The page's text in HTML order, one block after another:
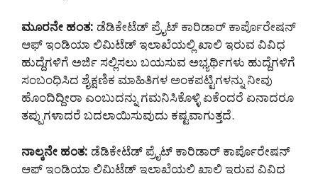
ಮೂರನೇ ಹಂತ: ಡೆಡಿಕೇಟೆಡ್ ಪ್ರೈಟ್ ಕಾರಿಡಾರ್ ಕಾರ್ಪೊರೇಷನ್
ಆಫ್ ಇಂಡಿಯಾ ಲಿಮಿಟೆಡ್ ಇಲಾಖೆಯಲ್ಲಿ ಖಾಲಿ ಇರುವ ವಿವಿಧ
ಹುದ್ದೆಗಳಿಗೆ ಅರ್ಜಿ ಸಲ್ಲಿಸಲು ಬಯಸುವ ಅಭ್ಯರ್ಥಿಗಳು ಹುದ್ದೆಗಳಿಗೆ
ಸಂಬಂಧಿಸಿದ ಶೈಕ್ಷಣಿಕ ಮಾಹಿತಿಗಳ ಅಂಕಪಟ್ಟಿಗಳನ್ನು ನೀವು
ಹೊಂದಿದ್ದೀರಾ ಎಂಬುದನ್ನು ಗಮನಿಸಿಕೊಳ್ಳಿ ಏಕೆಂದರೆ ಏನಾದರೂ
ತಪ್ಪುಗಳಾದರೆ ಬದಲಾಯಿಸುವುದು ಕಷ್ಟವಾಗುತ್ತದೆ.
ನಾಲ್ಕನೇ ಹಂತ: ಡೆಡಿಕೇಟೆಡ್ ಪ್ರೈಟ್ ಕಾರಿಡಾರ್ ಕಾರ್ಪೊರೇಷನ್
ಆಫ್ ಇಂಡಿಯಾ ಲಿಮಿಟೆಡ್ ಇಲಾಖೆಯಲ್ಲಿ ಖಾಲಿ ಇರುವ ವಿವಿಧ